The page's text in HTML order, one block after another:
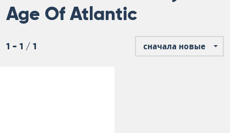
Age Of Atlantic
1 - 1 / 1 сначала новые